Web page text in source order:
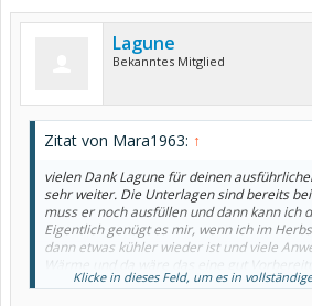
Lagune
Bekanntes Mitglied
Zitat von Mara1963: ↑
vielen Dank Lagune für deinen
sehr weiter. Die Unterlagen sind bereits
muss er noch ausfüllen und dann kann ich
Eigentlich genügt es mir, wenn ich im
dann etwas kühler wieder ist und viele
Wärme und da wäre das eine gut
Klicke in dieses Feld, um es in